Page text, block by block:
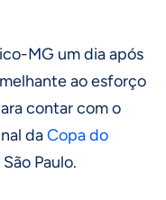
MG um dia após
ao esforço
contar com o
daCopa do
Paulo.